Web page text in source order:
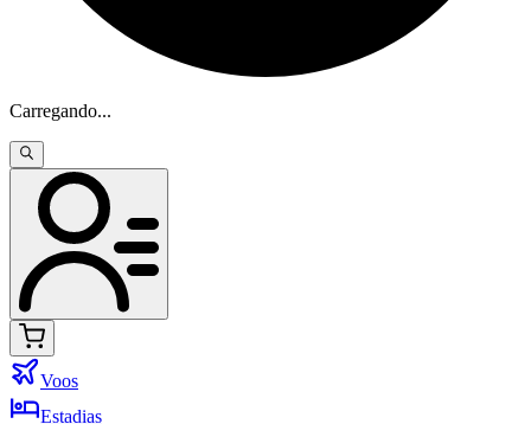
Carregando...
Voos
Estadias